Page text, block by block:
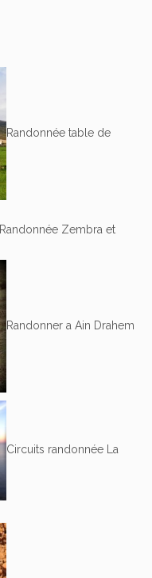
Randonnée table de
Randonnée Zembra et
Randonner a Ain Drahem
Circuits randonnée La